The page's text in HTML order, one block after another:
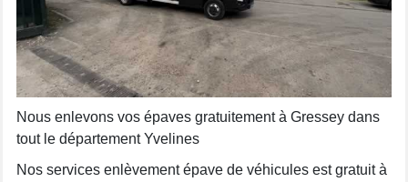
Nous enlevons vos épaves gratuitement à Gressey dans
tout le département Yvelines
Nos services enlèvement épave de véhicules est gratuit à